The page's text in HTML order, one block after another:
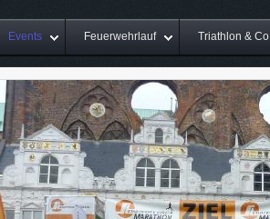
Events Feuerwehrlauf Triathlon & Co